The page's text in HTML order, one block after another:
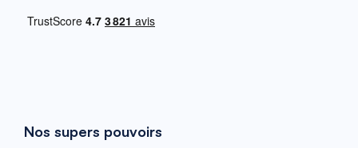
Nos supers pouvoirs